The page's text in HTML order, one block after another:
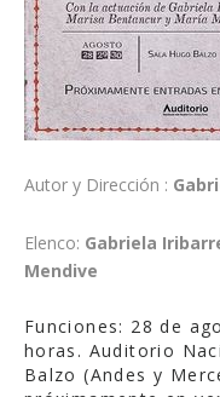
Autor y Dirección :
Elenco: Gabriela
Mendive
Funciones: 28 de
horas. Auditorio
Balzo (Andes y